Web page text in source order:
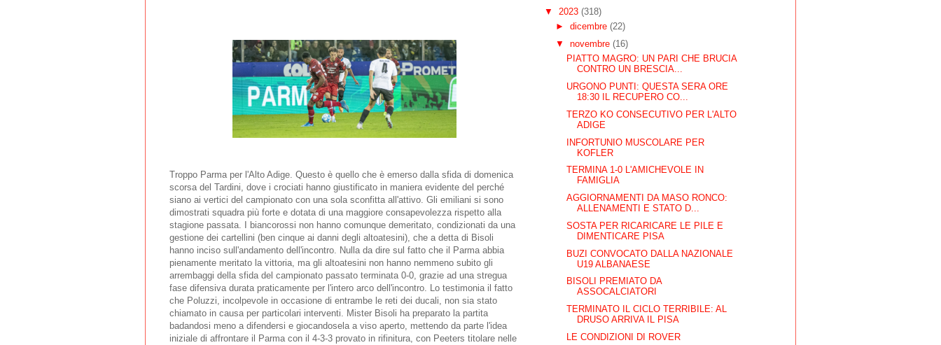
Troppo Parma per l'Alto Adige. Questo è quello che è emerso dalla sfida di domenica
scorsa del Tardini, dove i crociati hanno giustificato in maniera evidente del perché
siano ai vertici del campionato con una sola sconfitta all'attivo. Gli emiliani si sono
dimostrati squadra più forte e dotata di una maggiore consapevolezza rispetto alla
stagione passata. I biancorossi non hanno comunque demeritato, condizionati da una
gestione dei cartellini (ben cinque ai danni degli altoatesini), che a detta di Bisoli
hanno inciso sull'andamento dell'incontro. Nulla da dire sul fatto che il Parma abbia
pienamente meritato la vittoria, ma gli altoatesini non hanno nemmeno subito gli
arrembaggi della sfida del campionato passato terminata 0-0, grazie ad una stregua
fase difensiva durata praticamente per l'intero arco dell'incontro. Lo testimonia il fatto
che Poluzzi, incolpevole in occasione di entrambe le reti dei ducali, non sia stato
chiamato in causa per particolari interventi. Mister Bisoli ha preparato la partita
badandosi meno a difendersi e giocandosela a viso aperto, mettendo da parte l'idea
iniziale di affrontare il Parma con il 4-3-3 provato in rifinitura, con Peeters titolare nelle
▼ 2023 (318)
► dicembre (22)
▼ novembre (16)
PIATTO MAGRO: UN PARI CHE BRUCIA
CONTRO UN BRESCIA...
URGONO PUNTI: QUESTA SERA ORE
18:30 IL RECUPERO CO...
TERZO KO CONSECUTIVO PER L'ALTO
ADIGE
INFORTUNIO MUSCOLARE PER
KOFLER
TERMINA 1-0 L'AMICHEVOLE IN
FAMIGLIA
AGGIORNAMENTI DA MASO RONCO:
ALLENAMENTI E STATO D...
SOSTA PER RICARICARE LE PILE E
DIMENTICARE PISA
BUZI CONVOCATO DALLA NAZIONALE
U19 ALBANAESE
BISOLI PREMIATO DA
ASSOCALCIATORI
TERMINATO IL CICLO TERRIBILE: AL
DRUSO ARRIVA IL PISA
LE CONDIZIONI DI ROVER